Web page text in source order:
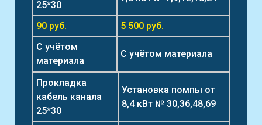
25*30
90 руб.
5 500 руб.
С учётом
материала
С учётом материала
Прокладка
кабель канала
25*30
Установка помпы от
8,4 кВт № 30,36,48,69